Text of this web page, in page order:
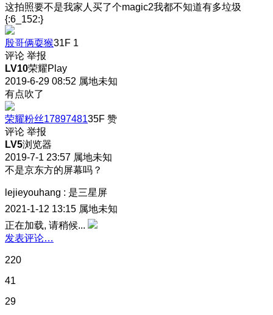
这拍照要不是我家人买了个magic2我都不知道有多垃圾
{:6_152:}
殷哥俩耍猴31F 1
评论 举报
LV10荣耀Play
2019-6-29 08:52 属地未知
有点吹了
荣耀粉丝1789748135F 赞
评论 举报
LV5浏览器
2019-7-1 23:57 属地未知
不是京东方的屏幕吗？
lejieyouhang : 是三星屏
2021-1-12 13:15 属地未知
正在加载, 请稍候...
发表评论…
220
41
29